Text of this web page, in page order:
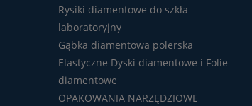
Rysiki diamentowe do szkła
laboratoryjny
Gąbka diamentowa polerska
Elastyczne Dyski diamentowe i Folie
diamentowe
OPAKOWANIA NARZĘDZIOWE